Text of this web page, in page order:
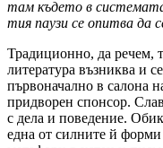
там където в
тия паузи се опитва да
Традиционно, да речем,
литература възниква и
първоначално в салона
придворен спонсор.
с дела и поведение.
една от силните й